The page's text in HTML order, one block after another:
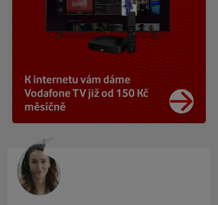
K internetu vám dáme
Vodafone TV již od 150 Kč
měsíčně